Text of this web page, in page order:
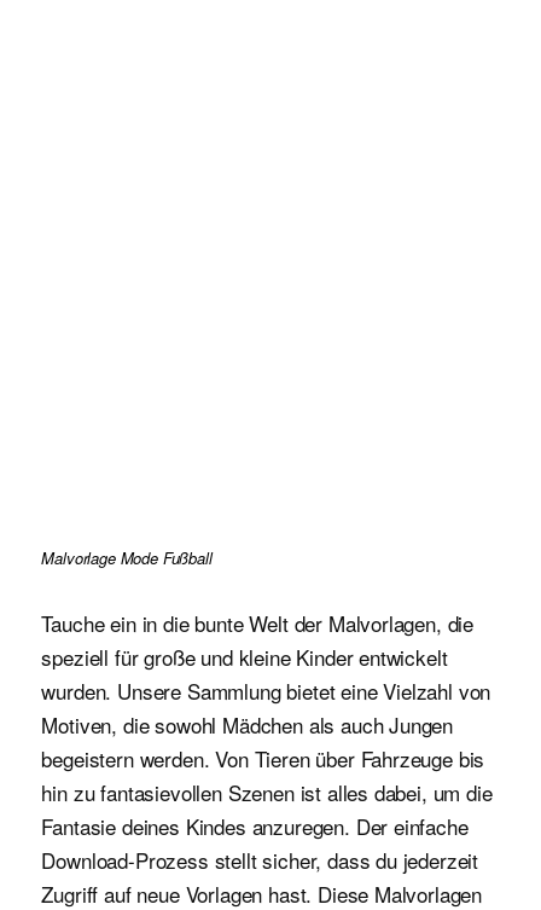
Malvorlage Mode Fußball
Tauche ein in die bunte Welt der Malvorlagen, die
speziell für große und kleine Kinder entwickelt
wurden. Unsere Sammlung bietet eine Vielzahl von
Motiven, die sowohl Mädchen als auch Jungen
begeistern werden. Von Tieren über Fahrzeuge bis
hin zu fantasievollen Szenen ist alles dabei, um die
Fantasie deines Kindes anzuregen. Der einfache
Download-Prozess stellt sicher, dass du jederzeit
Zugriff auf neue Vorlagen hast. Diese Malvorlagen